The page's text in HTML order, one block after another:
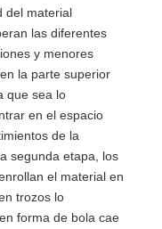
del material
las diferentes
y menores
la parte superior
que sea lo
en el espacio
de la
segunda etapa, los
el material en
trozos lo
forma de bola cae